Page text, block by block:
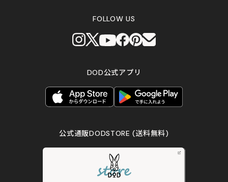
FOLLOW US
DOD公式アプリ
公式通販DODSTORE(送料無料)